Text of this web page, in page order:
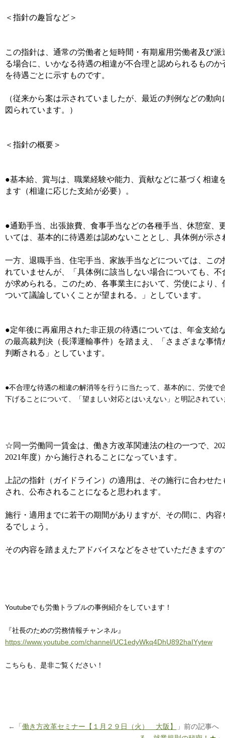
＜指針の趣旨など＞
この指針は、通常の労働者と短時間・有期雇用労働者及び
る場合に、いかなる待遇の相違が不合理と認められるもの
を待遇ごとに示すものです。
（従来から案は示されていましたが、最近の判例などの動
図られています。）
＜指針の概要＞
●基本給、賞与は、職業経験や能力、貢献などに基づく相違
ます（相違に応じた支給が必要）。
●通勤手当、出張旅費、食事手当などの各種手当、休憩室、
いては、基本的に待遇差は認めないこととし、具体例が示さ
一方、退職手当、住宅手当、家族手当などについては、こ
れていませんが、「具体例に該当しない場合についても、
が求められる。このため、各事業主において、労使により
ついて議論していくことが望まれる。」としています。
●定年後に再雇用された非正規の待遇については、年金支給
の最高裁判決（長澤運輸事件）を踏まえ、「さまざまな事
判断される」としています。
●不合理な待遇の相違の解消等を行うに当たって、基本的に、労使で
下げることについて、「望ましい対応とはいえない」と明記されてい
☆同一労働同一賃金は、働き方改革関連法の柱の一つで、
2021年度）から施行されることになっています。
上記の指針（ガイドライン）の適用は、その施行に合わせ
され、公布されることになると思われます。
施行・適用までに若干の期間がありますが、その間に、内
るでしょう。
その内容を踏まえたアドバイスなどをさせていただきます
Youtubeでも労働トラブルの事例紹介をしています！
『社長のための労務情報チャンネル』
https://www.youtube.com/channel/UC1edyWkq4DhU892haIYytew
こちらも、是非ご覧ください！
←「 働き方改革セミナー【１月２９日（火） 大阪】
」前の記事